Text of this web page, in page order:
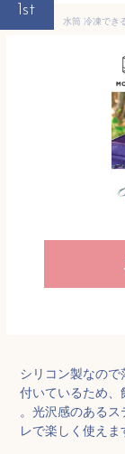
1st
シリコン製なの
付いているため
。光沢感のある
レで楽しく使えま